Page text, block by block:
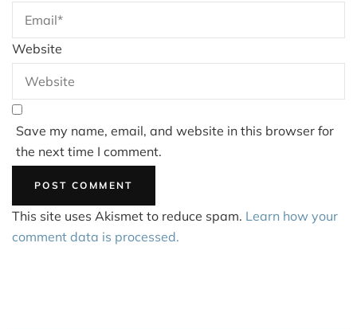
Website
Save my name, email, and website in this browser for
the next time I comment.
This site uses Akismet to reduce spam. Learn how your
comment data is processed.